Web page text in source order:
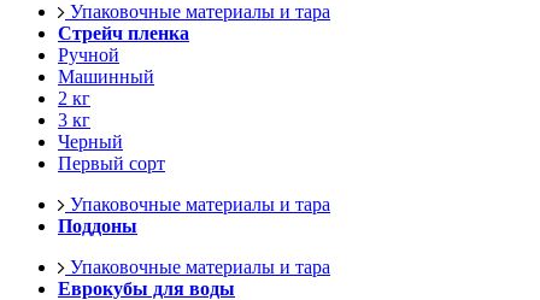
Упаковочные материалы и тара
Стрейч пленка
Ручной
Машинный
2 кг
3 кг
Черный
Первый сорт
Упаковочные материалы и тара
Поддоны
Упаковочные материалы и тара
Еврокубы для воды